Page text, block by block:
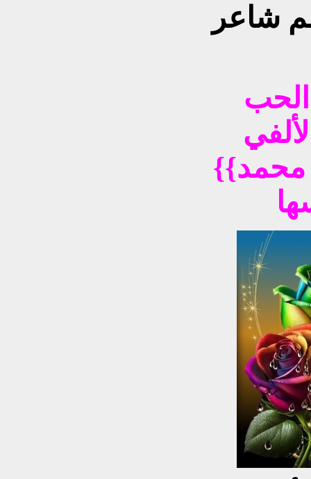
شاعر
الحب
{{شاعرتنا الرومانسية ناني محمد